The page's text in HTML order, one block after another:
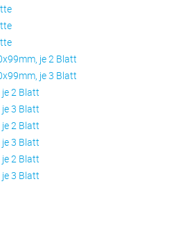
je 2 Blatt
je 3 Blatt
2 Blatt
3 Blatt
2 Blatt
3 Blatt
2 Blatt
3 Blatt